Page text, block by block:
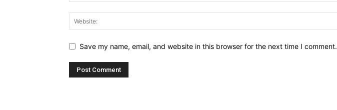
Save my name, email, and website in this browser for the next time I comment.